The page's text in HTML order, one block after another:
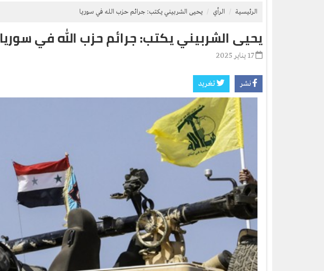
الرئيسية الرأي يحيى الشربيني يكتب: جرائم حزب الله في سوريا
يحيى الشربيني يكتب: جرائم حزب الله في سوريا
17 يناير 2025
نشر
تغريد